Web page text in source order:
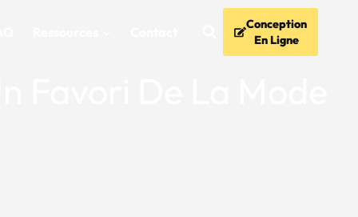
Conception
En Ligne